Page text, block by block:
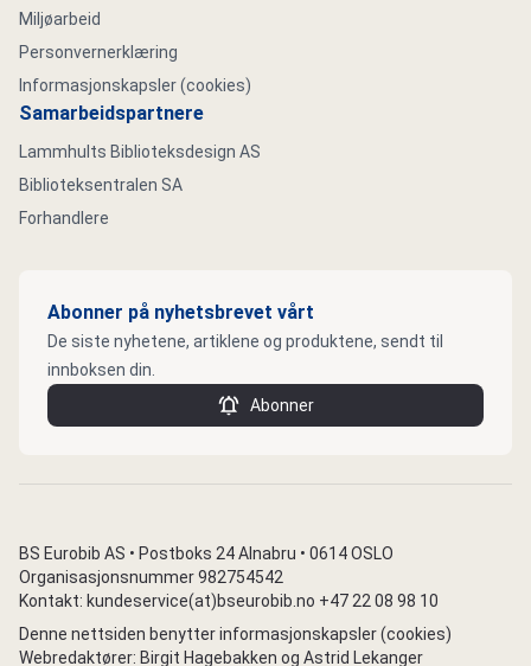
Miljøarbeid
Personvernerklæring
Informasjonskapsler (cookies)
Samarbeidspartnere
Lammhults Biblioteksdesign AS
Biblioteksentralen SA
Forhandlere
Abonner på nyhetsbrevet vårt
De siste nyhetene, artiklene og produktene, sendt til
innboksen din.
Abonner
BS Eurobib AS • Postboks 24 Alnabru • 0614 OSLO
Organisasjonsnummer 982754542
Kontakt: kundeservice(at)bseurobib.no +47 22 08 98 10
Denne nettsiden benytter informasjonskapsler (cookies)
Webredaktører: Birgit Hagebakken og Astrid Lekanger